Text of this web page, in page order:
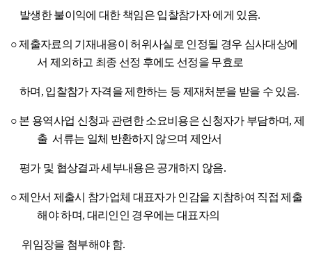
발생한 불이익에 대한 책임은 입찰참가자 에게 있음.
○제출자료의 기재내용이 허위사실로 인정될 경우 심사대상에
서 제외하고 최종 선정 후에도 선정을 무효로
하며 , 입찰참가 자격을 제한하는 등 제재처분을 받을 수 있음.
○ 본 용역사업 신청과 관련한 소요비용은 신청자가 부담하며,제
출 서류는 일체 반환하지 않으며 제안서
평가 및 협상결과 세부내용은 공개하지 않음.
○제안서 제출시 참가업체 대표자가 인감을 지참하여 직접 제출
해야 하며, 대리인인 경우에는 대표자의
위임장을 첨부해야 함.